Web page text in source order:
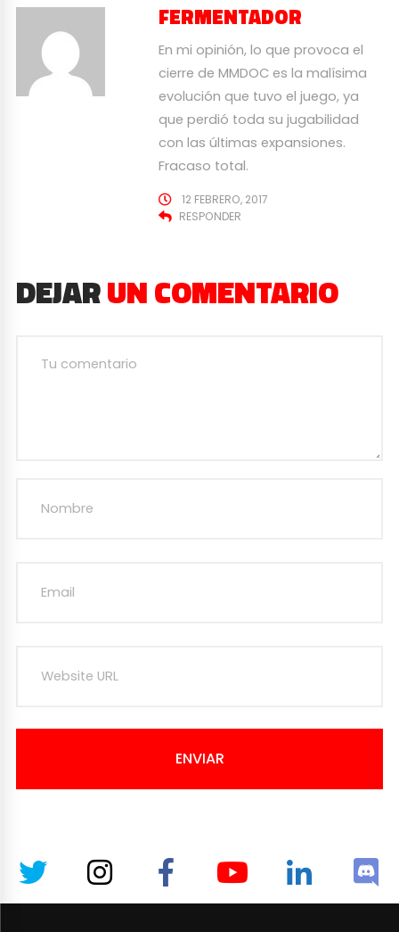
FERMENTADOR
En mi opinión, lo que provoca el
cierre de MMDOC es la malísima
evolución que tuvo el juego, ya
que perdió toda su jugabilidad
con las últimas expansiones.
Fracaso total.
12 FEBRERO, 2017
RESPONDER
DEJARUN COMENTARIO
ENVIAR